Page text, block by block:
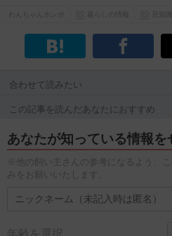
合わせて読みたい
この記事を読んだあなたにおすすめ
あなたが知っている情報を
※他の飼い主さんの参考になるよう、
みをお願いいたします。